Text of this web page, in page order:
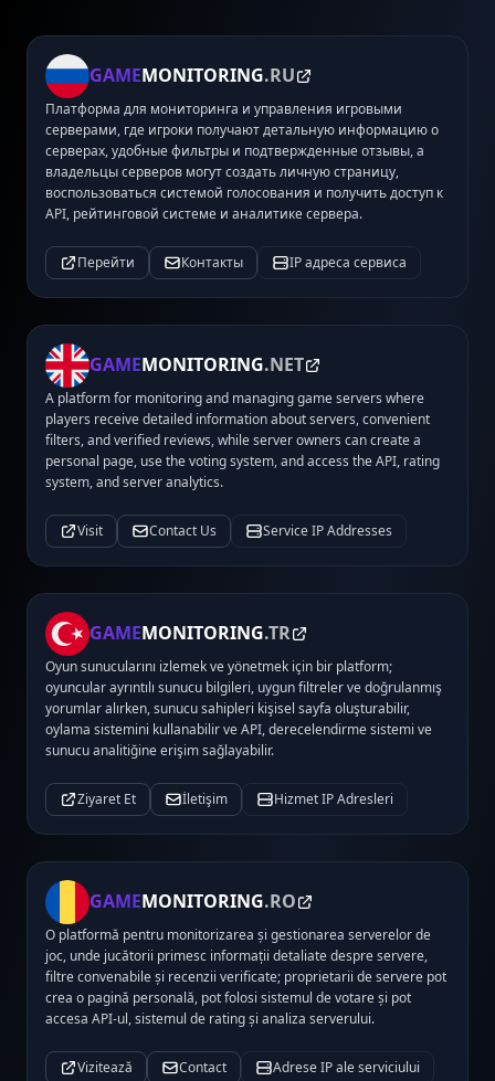
GAMEMONITORING.RU
Платформа для мониторинга и управления игровыми
серверами, где игроки получают детальную информацию о
серверах, удобные фильтры и подтвержденные отзывы, а
владельцы серверов могут создать личную страницу,
воспользоваться системой голосования и получить доступ к
API, рейтинговой системе и аналитике сервера.
Перейти Контакты IP адреса сервиса
GAMEMONITORING.NET
A platform for monitoring and managing game servers where
players receive detailed information about servers, convenient
filters, and verified reviews, while server owners can create a
personal page, use the voting system, and access the API, rating
system, and server analytics.
Visit Contact Us Service IP Addresses
GAMEMONITORING.TR
Oyun sunucularını izlemek ve yönetmek için bir platform;
oyuncular ayrıntılı sunucu bilgileri, uygun filtreler ve doğrulanmış
yorumlar alırken, sunucu sahipleri kişisel sayfa oluşturabilir,
oylama sistemini kullanabilir ve API, derecelendirme sistemi ve
sunucu analitiğine erişim sağlayabilir.
Ziyaret Et İletişim Hizmet IP Adresleri
GAMEMONITORING.RO
O platformă pentru monitorizarea și gestionarea serverelor de
joc, unde jucătorii primesc informații detaliate despre servere,
filtre convenabile și recenzii verificate; proprietarii de servere pot
crea o pagină personală, pot folosi sistemul de votare și pot
accesa API-ul, sistemul de rating și analiza serverului.
Vizitează Contact Adrese IP ale serviciului